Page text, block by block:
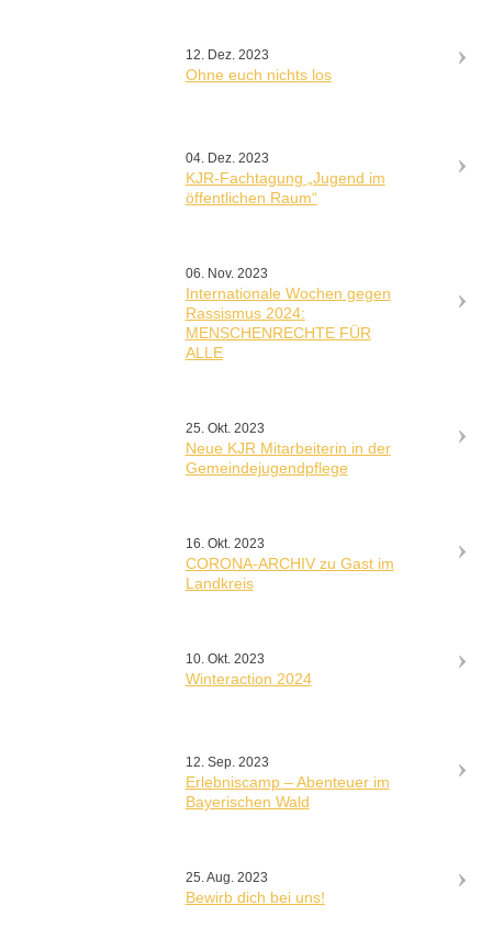
12. Dez. 2023
Ohne euch nichts los
04. Dez. 2023
KJR-Fachtagung „Jugend im
öffentlichen Raum“
06. Nov. 2023
Internationale Wochen gegen
Rassismus 2024:
MENSCHENRECHTE FÜR
ALLE
25. Okt. 2023
Neue KJR Mitarbeiterin in der
Gemeindejugendpflege
16. Okt. 2023
CORONA-ARCHIV zu Gast im
Landkreis
10. Okt. 2023
Winteraction 2024
12. Sep. 2023
Erlebniscamp – Abenteuer im
Bayerischen Wald
25. Aug. 2023
Bewirb dich bei uns!